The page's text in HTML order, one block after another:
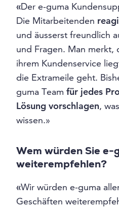
«Der e-guma
Die Mitarbeitenden
und äusserst freundlich
und Fragen. Man merkt,
ihrem Kundenservice
die Extrameile geht.
guma Team für jedes
Lösung vorschlagen,
wissen.»
Wem würden Sie e-
weiterempfehlen?
«Wir würden e-guma
Geschäften